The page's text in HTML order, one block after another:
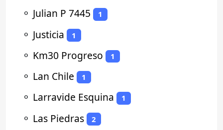
⚬ Julian P 7445 1
⚬ Justicia 1
⚬ Km30 Progreso 1
⚬ Lan Chile 1
⚬ Larravide Esquina 1
⚬ Las Piedras 2